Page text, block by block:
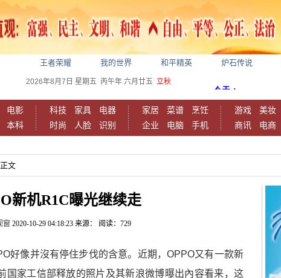
王者荣耀 我的世界 和平精英 炉石传说
2026年8月7日 星期五 丙午年 六月廿五 立秋
电影
本科
科技 家具
电器
时尚
人脸 识别
家居 菜谱
烹饪
企业
电脑 手机
游戏 美妆
商讯
电商
文
新机R1C曝光继续走
窗 2020-10-29 04:18:23 来源： 阅读：729
好像并沒有停住步伐的含意。近期，OPPO又有一款新
国家工信部释放的照片及其新浪微博曝出內容看来，这